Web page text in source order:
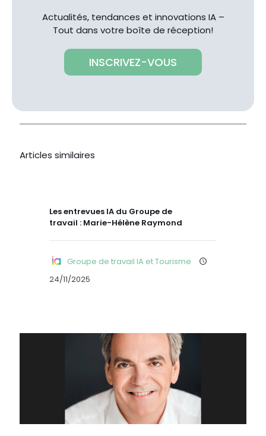
Actualités, tendances et innovations IA –
Tout dans votre boîte de réception!
INSCRIVEZ-VOUS
Articles similaires
Les entrevues IA du Groupe de
travail : Marie-Hélène Raymond
Groupe de travail IA et Tourisme
24/11/2025